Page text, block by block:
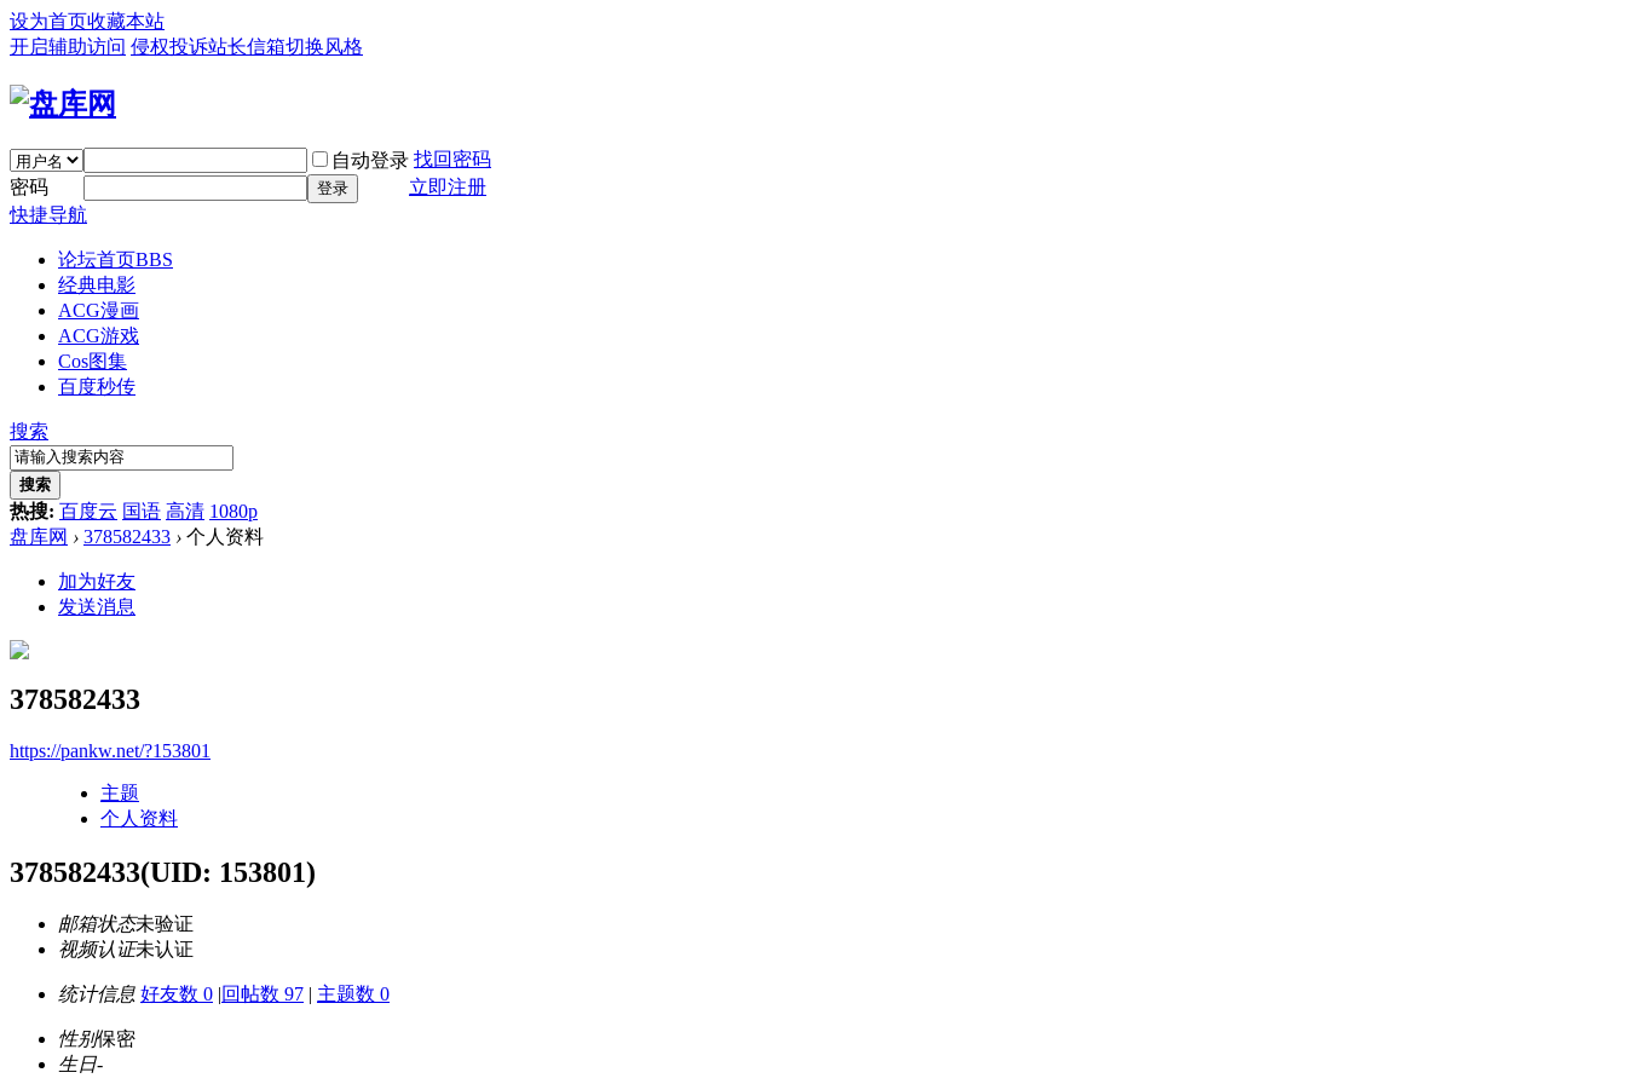
设为首页收藏本站
开启辅助访问 侵权投诉站长信箱切换风格
自动登录 找回密码
密码
登录
立即注册
快捷导航
论坛首页BBS
经典电影
ACG漫画
ACG游戏
Cos图集
百度秒传
搜索
搜索
热搜: 百度云 国语 高清 1080p
盘库网 › 378582433 › 个人资料
加为好友
发送消息
378582433
https://pankw.net/?153801
主题
个人资料
378582433(UID: 153801)
邮箱状态未验证
视频认证未认证
统计信息 好友数 0 |回帖数 97 | 主题数 0
性别保密
生日-